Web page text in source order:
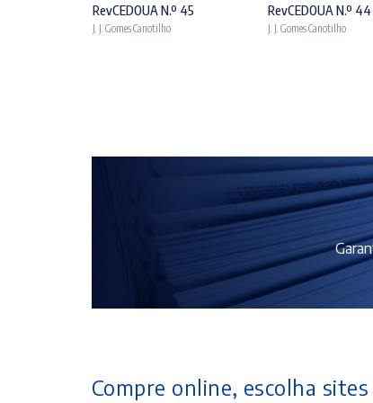
RevCEDOUA N.º 45
J. J. Gomes Canotilho
RevCEDOUA N.º 44
J. J. Gomes Canotilho
Compre online, escolha